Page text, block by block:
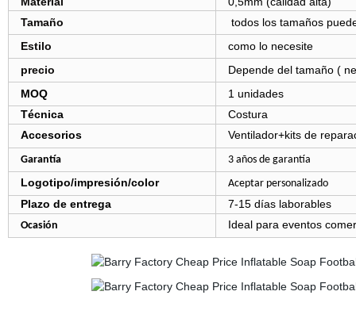
Tamaño
todos los tamaños
Estilo
como lo necesite
precio
Depende del tamaño (
MOQ
1 unidades
Técnica
Costura
Accesorios
Ventilador+kits de
Garantía 3 años de garantía
Logotipo/impresión/color Aceptar personalizado
Plazo de entrega 7-15 días laborables
Ocasión Idealpara eventos